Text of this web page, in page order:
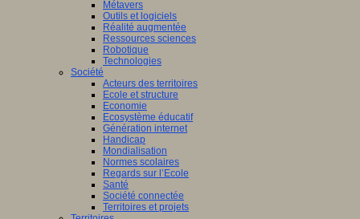
Métavers
Outils et logiciels
Réalité augmentée
Ressources sciences
Robotique
Technologies
Société
Acteurs des territoires
Ecole et structure
Economie
Ecosystème éducatif
Génération internet
Handicap
Mondialisation
Normes scolaires
Regards sur l’Ecole
Santé
Société connectée
Territoires et projets